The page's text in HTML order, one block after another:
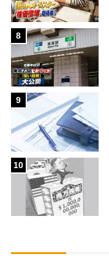
8
9
10